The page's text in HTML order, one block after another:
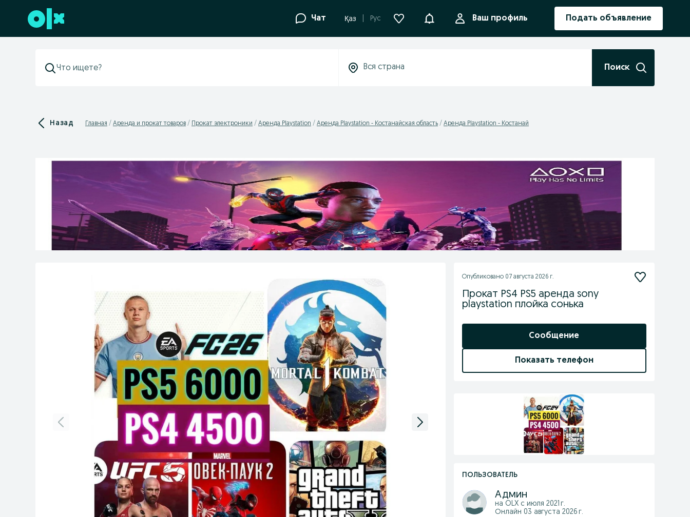
Перейти к нижнему колонтитулу Чат Қаз Рус УведомленияВаш профиль Подать объявление
Поиск
Назад Главная Аренда и прокат товаров Прокат электроники Аренда Playstation Аренда Playstation - Костанайская область Аренда Playstation - Костанай
Опубликовано 07 августа 2026 г.
Прокат PS4 PS5 аренда sony
playstation плойка сонька
Сообщение
Показать телефон
ПОЛЬЗОВАТЕЛЬ
Админ
на OLX с июля 2021 г.
Онлайн 03 августа 2026 г.